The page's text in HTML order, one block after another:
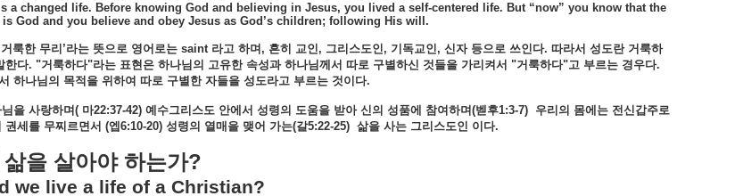
a changed life. Before knowing God and believing in Jesus, you lived a self-centered life. But “now” you know that the
God and you believe and obey Jesus as God’s children; following His will.
거룩한 무리 ’라는 뜻으로 영어로는saint 라고 하며 , 흔히 교인, 그리스도인, 기독교인, 신자 등으로 쓰인다. 따라서 성도란 거룩하
한다. "거룩하다"라는 표현은 하나님의 고유한 속성과 하나님께서 따로 구별하신 것들을 가리켜서 "거룩하다"고 부르는 경우다.
하나님의 목적을 위하여 따로 구별한 자들을 성도라고 부르는 것이다.
을 사랑하며 ( 마22:37-42) 예수그리스도 안에서 성령의 도움을 받아 신의 성품에 참여하며 (벧후1:3-7) 우리의 몸에는 전신갑주로
권세를 무찌르면서 (엡6:10-20) 성령의 열매을 맺어 가는(갈5:22-25) 삶을 사는 그리스도인 이다.
삶을 살아야 하는가?
we live a life of a Christian?